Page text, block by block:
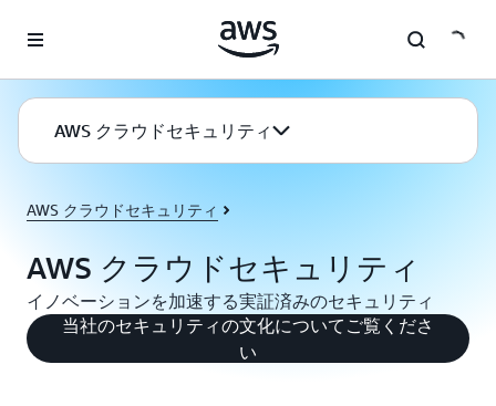
AWS クラウドセキュリティ
AWS クラウドセキュリティ
AWS クラウドセキュリティ
イノベーションを加速する実証済みのセキュリティ
当社のセキュリティの文化についてご覧くださ
い